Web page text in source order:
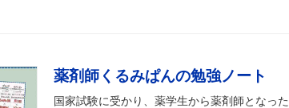
薬剤師くるみぱんの勉強ノート
国家試験に受かり、薬学生から薬剤師となっ